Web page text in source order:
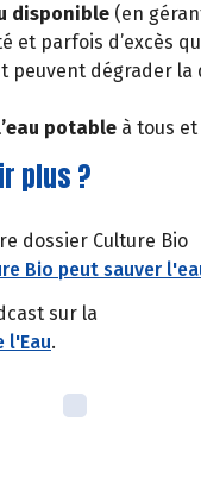
disponible (en
et parfois d’excès
peuvent dégrader la
potable à tous
plus ?
dossier Culture Bio
Bio peut sauver
sur la
l'Eau.